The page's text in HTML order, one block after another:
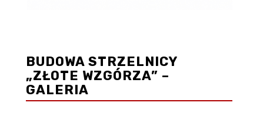
BUDOWA STRZELNICY
„ZŁOTE WZGÓRZA” –
GALERIA